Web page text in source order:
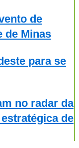
de
de Minas
para se
no radar da
de